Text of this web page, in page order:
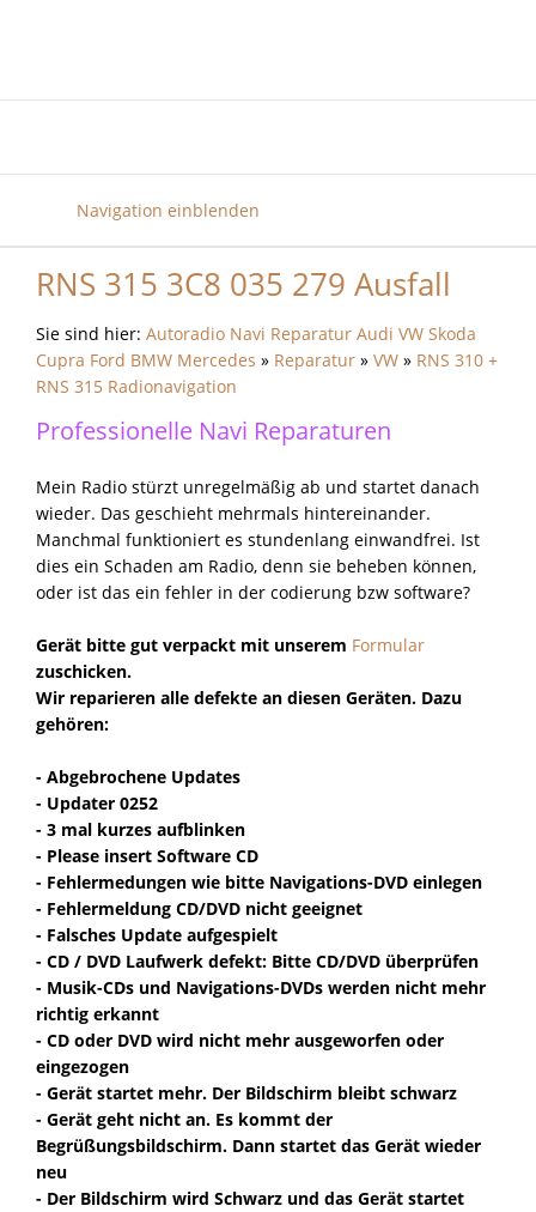
Navigation einblenden
RNS 315 3C8 035 279 Ausfall
Sie sind hier: Autoradio Navi Reparatur Audi VW Skoda
Cupra Ford BMW Mercedes » Reparatur » VW » RNS 310 +
RNS 315 Radionavigation
Professionelle Navi Reparaturen
Mein Radio stürzt unregelmäßig ab und startet danach
wieder. Das geschieht mehrmals hintereinander.
Manchmal funktioniert es stundenlang einwandfrei. Ist
dies ein Schaden am Radio, denn sie beheben können,
oder ist das ein fehler in der codierung bzw software?
Gerät bitte gut verpackt mit unserem Formular
zuschicken.
Wir reparieren alle defekte an diesen Geräten. Dazu
gehören:
- Abgebrochene Updates
- Updater 0252
- 3 mal kurzes aufblinken
- Please insert Software CD
- Fehlermedungen wie bitte Navigations-DVD einlegen
- Fehlermeldung CD/DVD nicht geeignet
- Falsches Update aufgespielt
- CD / DVD Laufwerk defekt: Bitte CD/DVD überprüfen
- Musik-CDs und Navigations-DVDs werden nicht mehr
richtig erkannt
- CD oder DVD wird nicht mehr ausgeworfen oder
eingezogen
- Gerät startet mehr. Der Bildschirm bleibt schwarz
- Gerät geht nicht an. Es kommt der
Begrüßungsbildschirm. Dann startet das Gerät wieder
neu
- Der Bildschirm wird Schwarz und das Gerät startet